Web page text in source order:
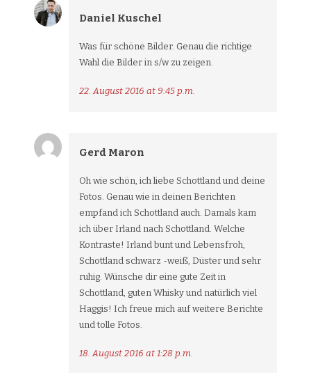
Daniel Kuschel
Was für schöne Bilder. Genau die richtige
Wahl die Bilder in s/w zu zeigen.
22. August 2016 at 9:45 p.m.
Gerd Maron
Oh wie schön, ich liebe Schottland und deine
Fotos. Genau wie in deinen Berichten
empfand ich Schottland auch. Damals kam
ich über Irland nach Schottland. Welche
Kontraste! Irland bunt und Lebensfroh,
Schottland schwarz -weiß, Düster und sehr
ruhig. Wünsche dir eine gute Zeit in
Schottland, guten Whisky und natürlich viel
Haggis! Ich freue mich auf weitere Berichte
und tolle Fotos.
18. August 2016 at 1:28 p.m.